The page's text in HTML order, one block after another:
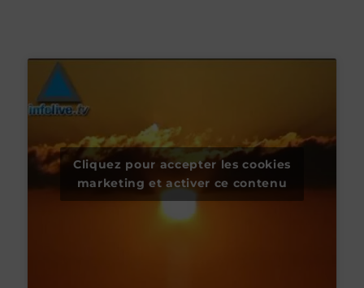
Cliquez pour accepter les cookies
marketing et activer ce contenu